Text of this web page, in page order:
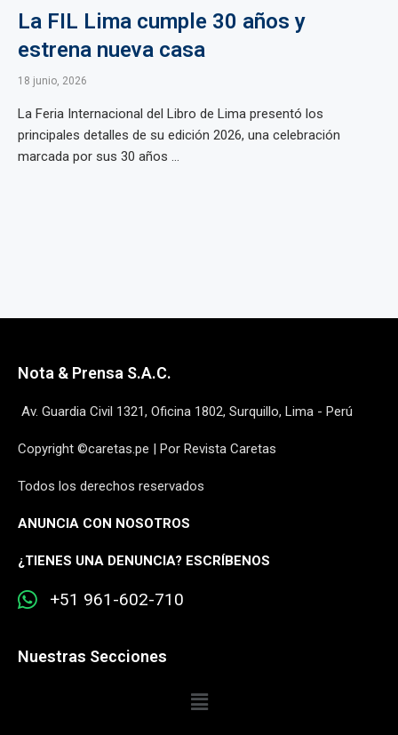
La FIL Lima cumple 30 años y
estrena nueva casa
18 junio, 2026
La Feria Internacional del Libro de Lima presentó los
principales detalles de su edición 2026, una celebración
marcada por sus 30 años ...
Nota & Prensa S.A.C.
Av. Guardia Civil 1321, Oficina 1802, Surquillo, Lima - Perú
Copyright ©caretas.pe | Por Revista Caretas
Todos los derechos reservados
ANUNCIA CON NOSOTROS
¿TIENES UNA DENUNCIA? ESCRÍBENOS
+51 961-602-710
Nuestras Secciones